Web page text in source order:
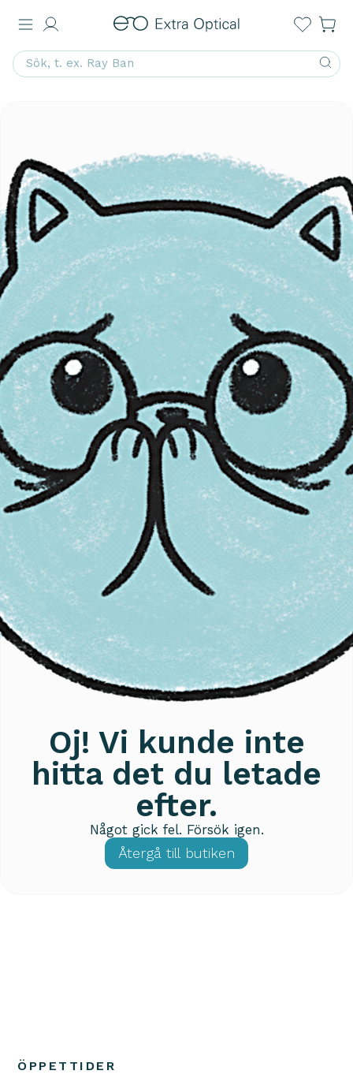
Oj! Vi kunde inte
hitta det du letade
efter.
Något gick fel. Försök igen.
Återgå till butiken
ÖPPETTIDER